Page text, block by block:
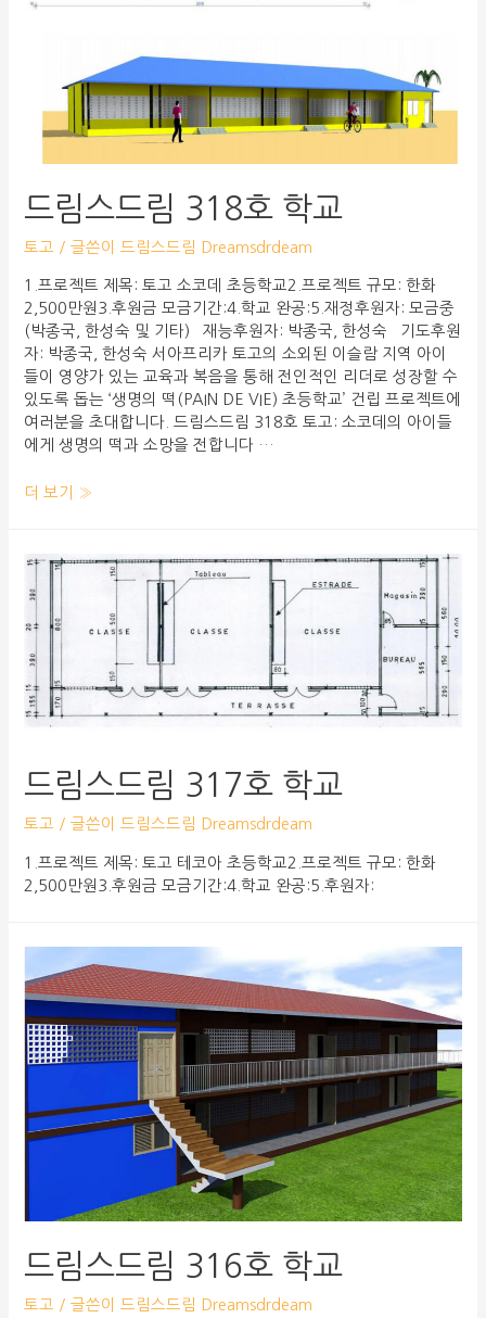
드림스드림 318호 학교
토고 / 글쓴이 드림스드림 Dreamsdrdeam
1.프로젝트 제목: 토고 소코데 초등학교2.프로젝트 규모: 한화
2,500만원3.후원금 모금기간:4.학교 완공:5.재정후원자: 모금중
(박종국, 한성숙 및 기타) 재능후원자: 박종국, 한성숙 기도후원
자: 박종국, 한성숙 서아프리카 토고의 소외된 이슬람 지역 아이
들이 영양가 있는 교육과 복음을 통해 전인적인 리더로 성장할 수
있도록 돕는 ‘생명의 떡(PAIN DE VIE) 초등학교’ 건립 프로젝트에
여러분을 초대합니다. 드림스드림 318호 토고: 소코데의 아이들
에게 생명의 떡과 소망을 전합니다 …
더 보기 »
드림스드림 317호 학교
토고 / 글쓴이드림스드림 Dreamsdrdeam
1.프로젝트 제목: 토고 테코아 초등학교2.프로젝트 규모: 한화
2,500만원3.후원금 모금기간:4.학교 완공:5.후원자:
드림스드림 316호 학교
토고 / 글쓴이드림스드림 Dreamsdrdeam